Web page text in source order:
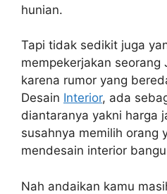
hunian.
Tapi tidak sedikit juga
mempekerjakan seorang
karena rumor yang
Desain Interior, ada
diantaranya yakni harga
susahnya memilih orang
mendesain interior
Nah andaikan kamu